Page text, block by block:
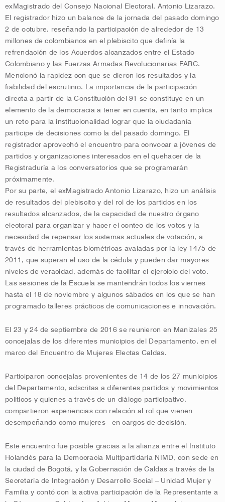
exMagistrado del Consejo Nacional Electoral, Antonio Lizarazo.
El registrador hizo un balance de la jornada del pasado domingo
2 de octubre, reseñando la participación de alrededor de 13
millones de colombianos en el plebiscito que definía la
refrendación de los Acuerdos alcanzados entre el Estado
Colombiano y las Fuerzas Armadas Revolucionarias FARC.
Mencionó la rapidez con que se dieron los resultados y la
fiabilidad del escrutinio. La importancia de la participación
directa a partir de la Constitución del 91 se constituye en un
elemento de la democracia a tener en cuenta, en tanto implica
un reto para la institucionalidad lograr que la ciudadanía
participe de decisiones como la del pasado domingo. El
registrador aprovechó el encuentro para convocar a jóvenes de
partidos y organizaciones interesados en el quehacer de la
Registraduría a los conversatorios que se programarán
próximamente.
Por su parte, el exMagistrado Antonio Lizarazo, hizo un análisis
de resultados del plebiscito y del rol de los partidos en los
resultados alcanzados, de la capacidad de nuestro órgano
electoral para organizar y hacer el conteo de los votos y la
necesidad de repensar los sistemas actuales de votación, a
través de herramientas biométricas avaladas por la ley 1475 de
2011, que superan el uso de la cédula y pueden dar mayores
niveles de veracidad, además de facilitar el ejercicio del voto.
Las sesiones de la Escuela se mantendrán todos los viernes
hasta el 18 de noviembre y algunos sábados en los que se han
programado talleres prácticos de comunicaciones e innovación.
El 23 y 24 de septiembre de 2016 se reunieron en Manizales 25
concejalas de los diferentes municipios del Departamento, en el
marco del Encuentro de Mujeres Electas Caldas.
Participaron concejalas provenientes de 14 de los 27 municipios
del Departamento, adscritas a diferentes partidos y movimientos
políticos y quienes a través de un diálogo participativo,
compartieron experiencias con relación al rol que vienen
desempeñando como mujeres en cargos de decisión.
Este encuentro fue posible gracias a la alianza entre el Instituto
Holandés para la Democracia Multipartidaria NIMD, con sede en
la ciudad de Bogotá, y la Gobernación de Caldas a través de la
Secretaría de Integración y Desarrollo Social – Unidad Mujer y
Familia y contó con la activa participación de la Representante a